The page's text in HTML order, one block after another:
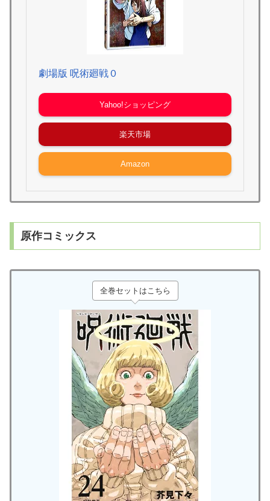
劇場版 呪術廻戦０
Yahoo!ショッピング
楽天市場
Amazon
原作コミックス
全巻セットはこちら